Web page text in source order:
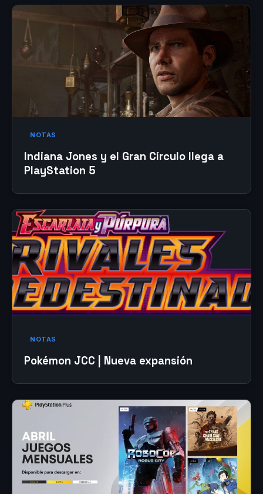
NOTAS
Indiana Jones y el Gran Círculo llega a
PlayStation 5
NOTAS
Pokémon JCC | Nueva expansión